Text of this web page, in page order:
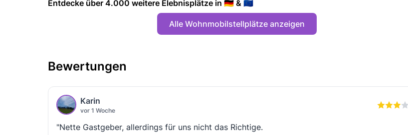
Entdecke über 4.000 weitere Elebnisplätze in 🇩🇪 & 🇪🇺
Alle Wohnmobilstellplätze anzeigen
Bewertungen
Karin
vor 1 Woche
"Nette Gastgeber, allerdings für uns nicht das Richtige.